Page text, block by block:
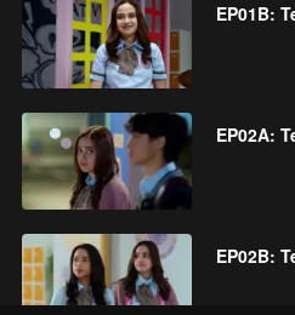
EP01B:
EP02A:
EP02B: